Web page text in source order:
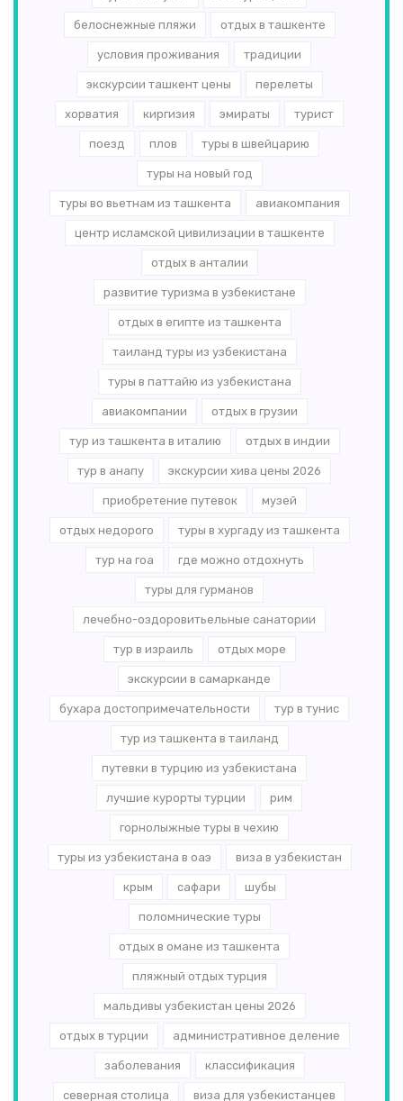
белоснежные пляжи отдых в ташкенте
условия проживания традиции
экскурсии ташкент цены перелеты
хорватия киргизия эмираты турист
поезд плов туры в швейцарию
туры на новый год
туры во вьетнам из ташкента авиакомпания
центр исламской цивилизации в ташкенте
отдых в анталии
развитие туризма в узбекистане
отдых в египте из ташкента
таиланд туры из узбекистана
туры в паттайю из узбекистана
авиакомпании отдых в грузии
тур из ташкента в италию отдых в индии
тур в анапу экскурсии хива цены 2026
приобретение путевок музей
отдых недорого туры в хургаду из ташкента
тур на гоа где можно отдохнуть
туры для гурманов
лечебно-оздоровитьельные санатории
тур в израиль отдых море
экскурсии в самарканде
бухара достопримечательности тур в тунис
тур из ташкента в таиланд
путевки в турцию из узбекистана
лучшие курорты турции рим
горнолыжные туры в чехию
туры из узбекистана в оаэ виза в узбекистан
крым сафари шубы
поломнические туры
отдых в омане из ташкента
пляжный отдых турция
мальдивы узбекистан цены 2026
отдых в турции административное деление
заболевания классификация
северная столица виза для узбекистанцев